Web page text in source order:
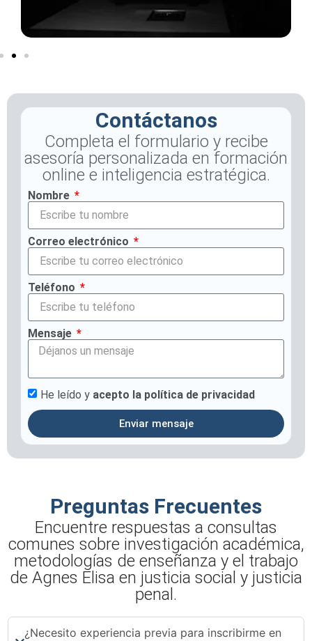
Contáctanos
Completa el formulario y recibe
asesoría personalizada en formación
online e inteligencia estratégica.
Nombre
Correo electrónico
Teléfono
Mensaje
He leído y acepto la política de privacidad
Enviar mensaje
Preguntas Frecuentes
Encuentre respuestas a consultas
comunes sobre investigación académica,
metodologías de enseñanza y el trabajo
de Agnes Elisa en justicia social y justicia
penal.
¿Necesito experiencia previa para inscribirme en